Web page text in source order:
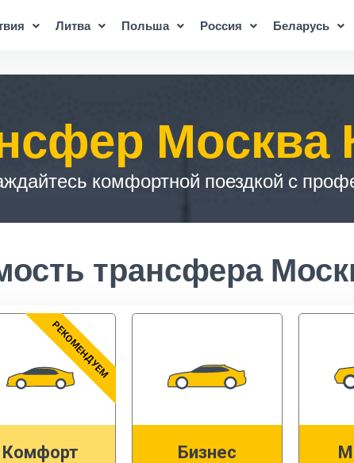
Литва Польша Россия Беларусь
Москва
комфортной поездкой с
трансфера
Комфорт Бизнес